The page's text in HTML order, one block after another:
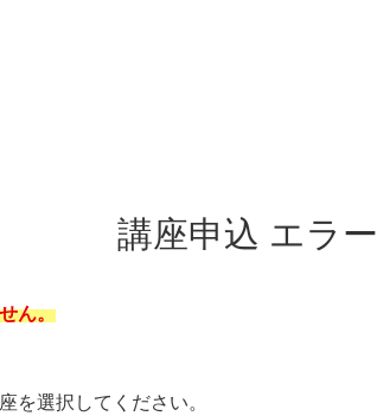
講座申込 エラー
ん。
を選択してください。